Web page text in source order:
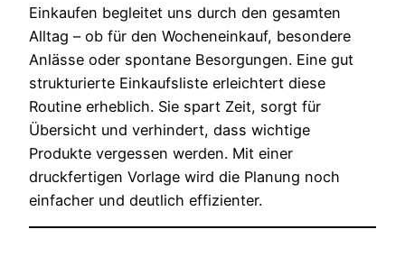
Einkaufen begleitet uns durch den gesamten
Alltag – ob für den Wocheneinkauf, besondere
Anlässe oder spontane Besorgungen. Eine gut
strukturierte Einkaufsliste erleichtert diese
Routine erheblich. Sie spart Zeit, sorgt für
Übersicht und verhindert, dass wichtige
Produkte vergessen werden. Mit einer
druckfertigen Vorlage wird die Planung noch
einfacher und deutlich effizienter.